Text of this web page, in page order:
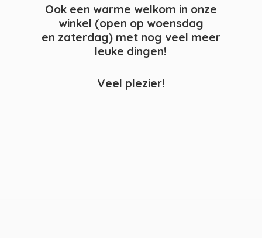
Ook een warme welkom in onze
winkel (open op woensdag
en zaterdag) met nog veel meer
leuke dingen!
Veel plezier!